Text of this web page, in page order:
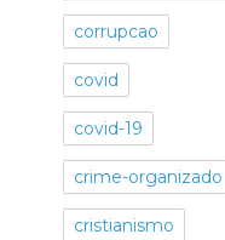
corrupcao
covid
covid-19
crime-organizado
cristianismo